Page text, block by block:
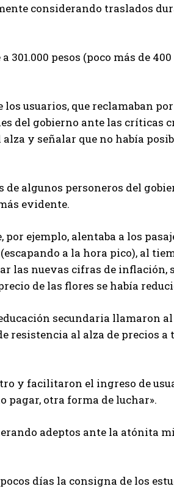
considerando traslados
pesos (poco más de
usuarios, que reclamaban
del gobierno ante las críticas
y señalar que no había
algunos personeros del
evidente.
ejemplo, alentaba a los
a la hora pico), al
las nuevas cifras de inflación,
de las flores se había
secundaria llamaron
resistencia al alza de precios a
y facilitaron el ingreso de
pagar, otra forma de luchar».
adeptos ante la atónita
días la consigna de los